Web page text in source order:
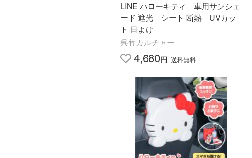
LINE ハローキティ 車用サンシェ
ード 遮光 シート 断熱 UVカッ
ト 日よけ
呉竹カルチャー
4,680円 送料無料